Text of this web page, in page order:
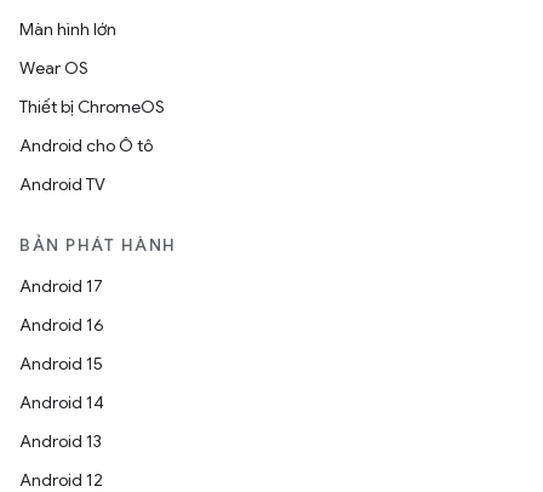
Màn hình lớn
Wear OS
Thiết bị ChromeOS
Android cho Ô tô
Android TV
BẢN PHÁT HÀNH
Android 17
Android 16
Android 15
Android 14
Android 13
Android 12